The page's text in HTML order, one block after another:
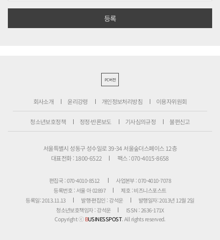
PC버전
회사소개 윤리강령 개인정보처리방침 이용자위원회
청소년보호정책 정정·반론보도 기사심의규정 불편신고
서울특별시 성동구 성수일로 39-34 서울숲더스페이스 12층
대표전화 : 1800-6522
팩스 : 070-4015-8658
편집국 : 070-4010-8512
사업본부 : 070-4010-7078
등록번호 : 서울 아 02897
제호 : 비즈니스포스트
등록일: 2013.11.13
발행·편집인 : 강석운
발행일자: 2013년 12월 2일
청소년보호책임자 : 강석운
ISSN : 2636-171X
Copyright ⓒBUSINESSPOST. All rights reserved.